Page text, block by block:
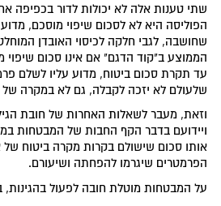
שתי טענות אלה לא יכולות לדור בכפיפה
הפוליסה היא לא לסכום שיפוי מוסכם,
שחושבה, לגבי חלקה לכיסוי האובדן
הממוצע ב"קוד הדגם" אם אינו סכום
עד תקרת סכום ביטוח, מדוע עליו לשלם
שלעולם לא יזכה לקבלה, גם לא במקרה של
וזאת, מעבר לשאלות האחרות של חובת
ויידועם בדבר הקף החבות של המבטחות
אותו סכום שישולם בקרות מקרה ביטוח
הפרמטרים שיגרמו להפחתה ושיעורם.
על המבטחות מוטלת חובה לפעול בהגינות,